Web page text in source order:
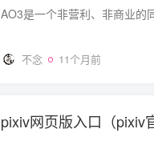
不念 11个月前
pixiv网页版入口（pixiv